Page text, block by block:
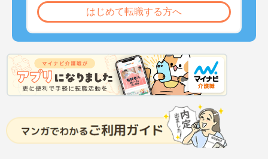
はじめて転職する方へ